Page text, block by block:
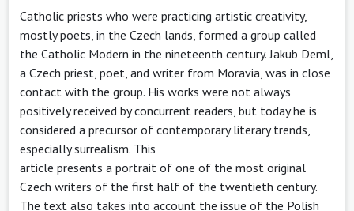
Catholic priests who were practicing artistic creativity,
mostly poets, in the Czech lands, formed a group called
the Catholic Modern in the nineteenth century. Jakub Deml,
a Czech priest, poet, and writer from Moravia, was in close
contact with the group. His works were not always
positively received by concurrent readers, but today he is
considered a precursor of contemporary literary trends,
especially surrealism. This
article presents a portrait of one of the most original
Czech writers of the first half of the twentieth century.
The text also takes into account the issue of the Polish